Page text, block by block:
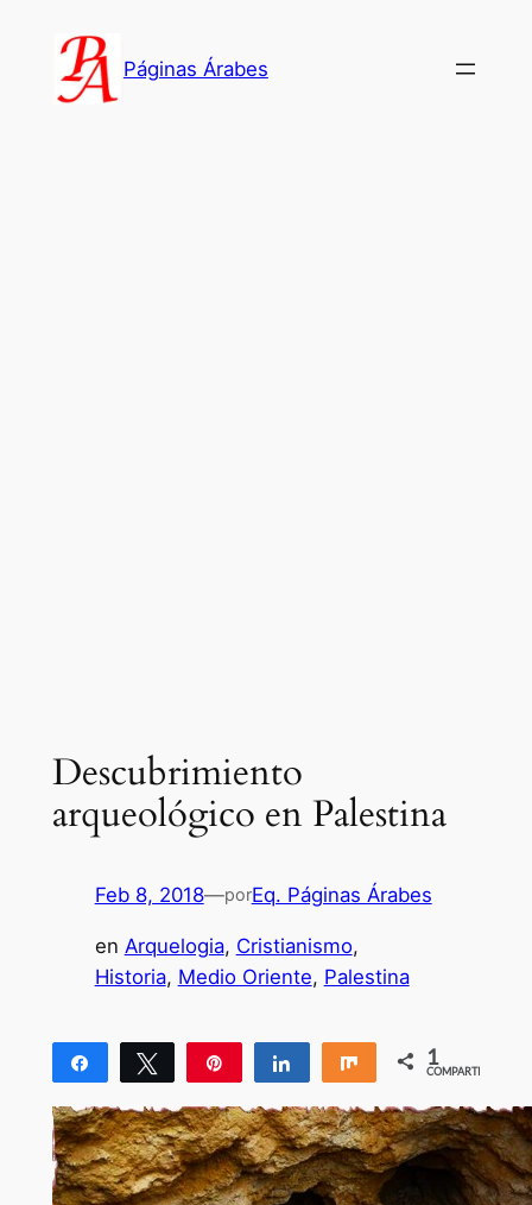
contenido
Páginas Árabes
Descubrimiento
arqueológico en Palestina
Feb 8, 2018—porEq. Páginas Árabes
en Arquelogia, Cristianismo
Historia, Medio Oriente, Palestina
Compartir Twittear Compartir Compartir
1
COMPARTIR